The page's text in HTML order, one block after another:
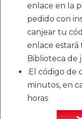
enlace en la
pedido con
canjear tu
enlace
Biblioteca de
.El código de
minutos, en
horas